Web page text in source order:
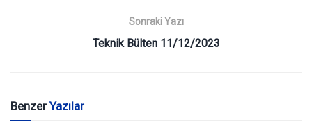
Sonraki Yazı
Teknik Bülten 11/12/2023
BenzerYazılar
YURTDIŞI PIYASALAR